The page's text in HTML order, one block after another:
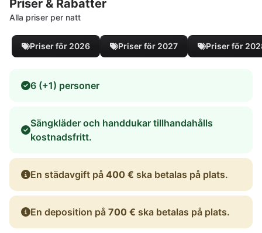
Priser & Rabatter
Alla priser per natt
Priser för 2026 Priser för 2027 Priser för
6 (+1) personer
Sängkläder och handdukar tillhandahålls
kostnadsfritt.
En städavgift på 400 € ska betalas på plats.
En deposition på 700 € ska betalas på plats.